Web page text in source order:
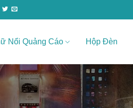
Nổi Quảng Cáo Hộp Đèn